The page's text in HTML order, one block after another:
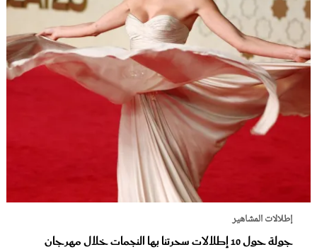
إطلالات المشاهير
جولة حول 10 إطلالات سحرتنا بها النجمات خلال مهرجان